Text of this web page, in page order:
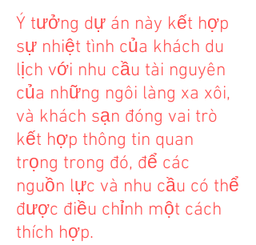
Ý tưởng dự án này kết hợp
sự nhiệt tình của khách du
lịch với nhu cầu tài nguyên
của những ngôi làng xa xôi,
và khách sạn đóng vai trò
kết hợp thông tin quan
trọng trong đó, để các
nguồn lực và nhu cầu có thể
được điều chỉnh một cách
thích hợp.